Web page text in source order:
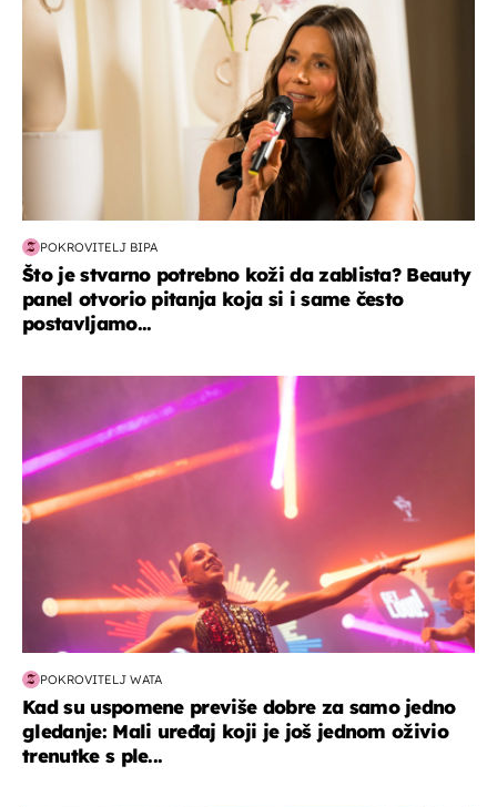
POKROVITELJ BIPA
Što je stvarno potrebno koži da zablista? Beauty
panel otvorio pitanja koja si i same često
postavljamo...
POKROVITELJ WATA
Kad su uspomene previše dobre za samo jedno
gledanje: Mali uređaj koji je još jednom oživio
trenutke s ple...